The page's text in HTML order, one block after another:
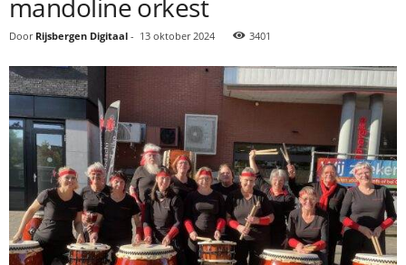
mandoline orkest
Door Rijsbergen Digitaal - 13 oktober 2024 3401